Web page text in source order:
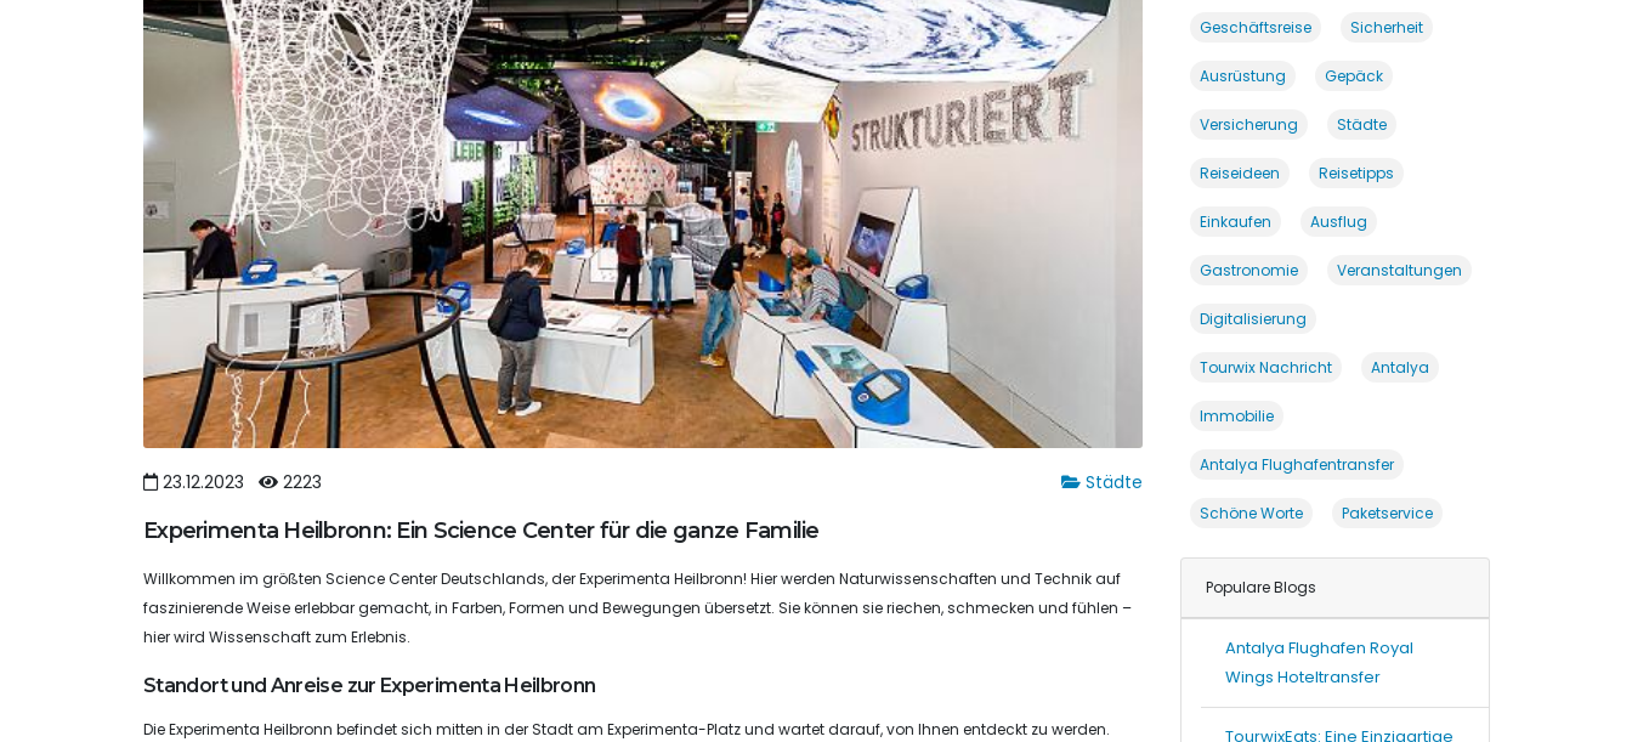
Städte
23.12.2023 2223
Experimenta Heilbronn: Ein Science Center für die ganze Familie
Willkommen im größten Science Center Deutschlands, der Experimenta Heilbronn! Hier werden Naturwissenschaften und Technik auf
faszinierende Weise erlebbar gemacht, in Farben, Formen und Bewegungen übersetzt. Sie können sie riechen, schmecken und fühlen –
hier wird Wissenschaft zum Erlebnis.
Standort und Anreise zur Experimenta Heilbronn
Die Experimenta Heilbronn befindet sich mitten in der Stadt am Experimenta-Platz und wartet darauf, von Ihnen entdeckt zu werden.
Geschäftsreise Sicherheit
Ausrüstung Gepäck
Versicherung Städte
Reiseideen Reisetipps
Einkaufen Ausflug
Gastronomie Veranstaltungen
Digitalisierung
Tourwix Nachricht Antalya
Immobilie
Antalya Flughafentransfer
Schöne Worte Paketservice
Populare Blogs
Antalya Flughafen Royal
Wings Hoteltransfer
TourwixEats: Eine Einzigartige